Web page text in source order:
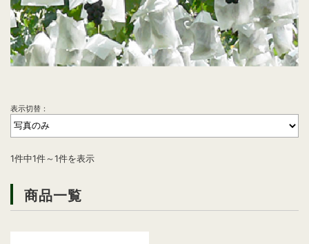
表示切替：
1件中1件～1件を表示
商品一覧